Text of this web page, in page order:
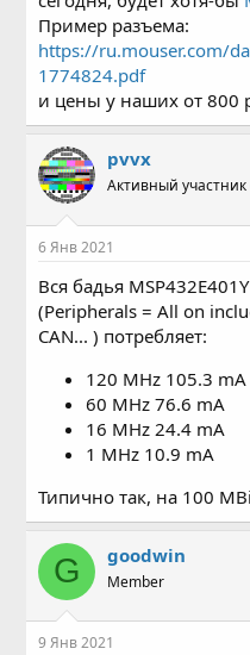
Пример разъема:
https://ru.mouser.com/
1774824.pdf
и цены у наших от 800
pvvx
Активный
6 Янв 2021
Вся бадья
(Peripherals = All on
CAN... ) потребляет:
120 MHz 105.3 mA
60 MHz 76.6 mA
16 MHz 24.4 mA
1 MHz 10.9 mA
Типично так, на 100
G goodwin
Member
9 Янв 2021